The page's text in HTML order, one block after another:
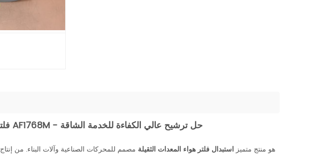
فلتر هواء مخصص AF1768M - حل ترشيح عالي الكفاءة للخدمة الشاقة
هو منتج متميزاستبدال فلتر هواء المعدات الثقيلة مصمم للمحركات الصناعية وآلات البناء. من إنتاج